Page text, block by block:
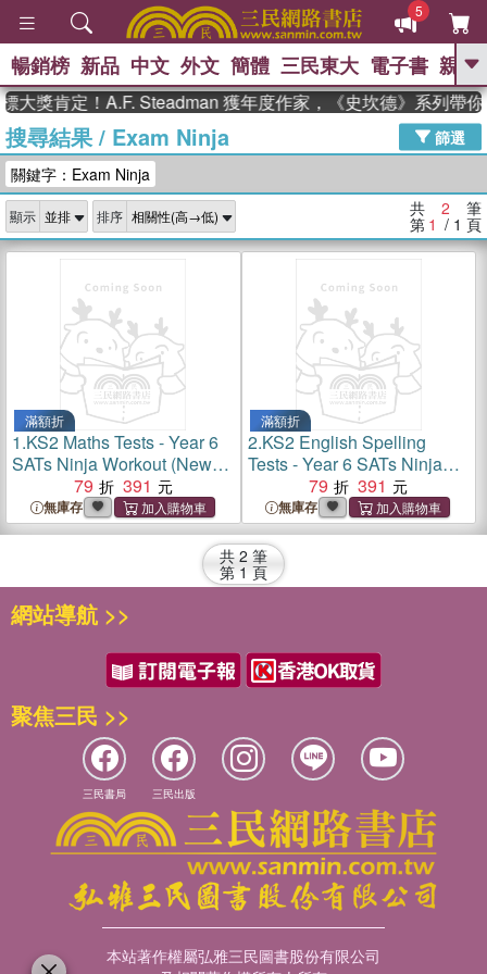
5
GO
熱搜： 高希均教授回憶錄
、 The Odyssey 、 父親節 、 如果歷
獎 臺灣漫遊錄 、 方念華 、 台灣的李
登輝時代
數學女孩：黎曼猜想 、
偉大的迷走神經
暢銷榜 新品 中文 外文 簡體 三民東大 電子書 親子
大獎肯定！A.F. Steadman 獲年度作家，《史坎德》系列帶你
搜尋結果/ Exam Ninja
篩選
關鍵字：Exam Ninja
顯示 排序 共 2 筆
第 1 / 1 頁
滿額折
1.KS2 Maths Tests - Year 6
SATs Ninja Workout (New
Curriculum)
79 391
無庫存
滿額折
2.KS2 English Spelling
Tests - Year 6 SATs Ninja
Workout (New Curriculum)
79 391
無庫存
共 2 筆
第 1 頁
網站導航 >>
聚焦三民 >>
三民書局 三民出版
本站著作權屬弘雅三民圖書股份有限公司